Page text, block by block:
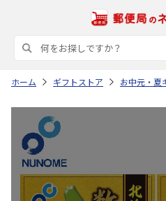
ホーム ギフトストア お中元・夏